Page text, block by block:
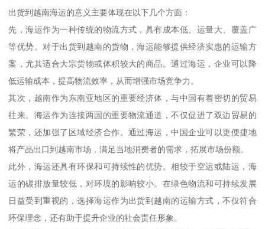
出货到越南海运的意义主要体现在以下几个方面：
先，海运作为一种传统的物流方式，具有成本低、运量大、覆盖广
等优势。对于出货到越南的货物，海运能够提供经济实惠的运输方
案，尤其适合大宗货物或体积较大的商品。通过海运，企业可以降
低运输成本，提高物流效率，从而增强市场竞争力。
其次，越南作为东南亚地区的重要经济体，与中国有着密切的贸易
往来。海运作为连接两国的重要物流通道，不仅促进了双边贸易的
繁荣，还加强了区域经济合作。通过海运，中国企业可以更便捷地
将产品出口到越南市场，满足当地消费者的需求，拓展市场份额。
此外，海运还具有环保和可持续性的优势。相较于空运或陆运，海
运的碳排放量较低，对环境的影响较小。在绿色物流和可持续发展
日益受到重视的，选择海运作为出货到越南的运输方式，不仅符合
环保理念，还有助于提升企业的社会责任形象。